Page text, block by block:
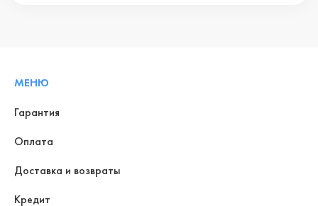
МЕНЮ
Гарантия
Оплата
Доставка и возвраты
Кредит